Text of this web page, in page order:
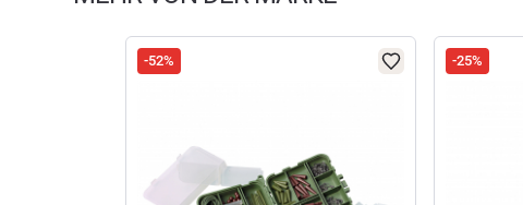
-52% -25%